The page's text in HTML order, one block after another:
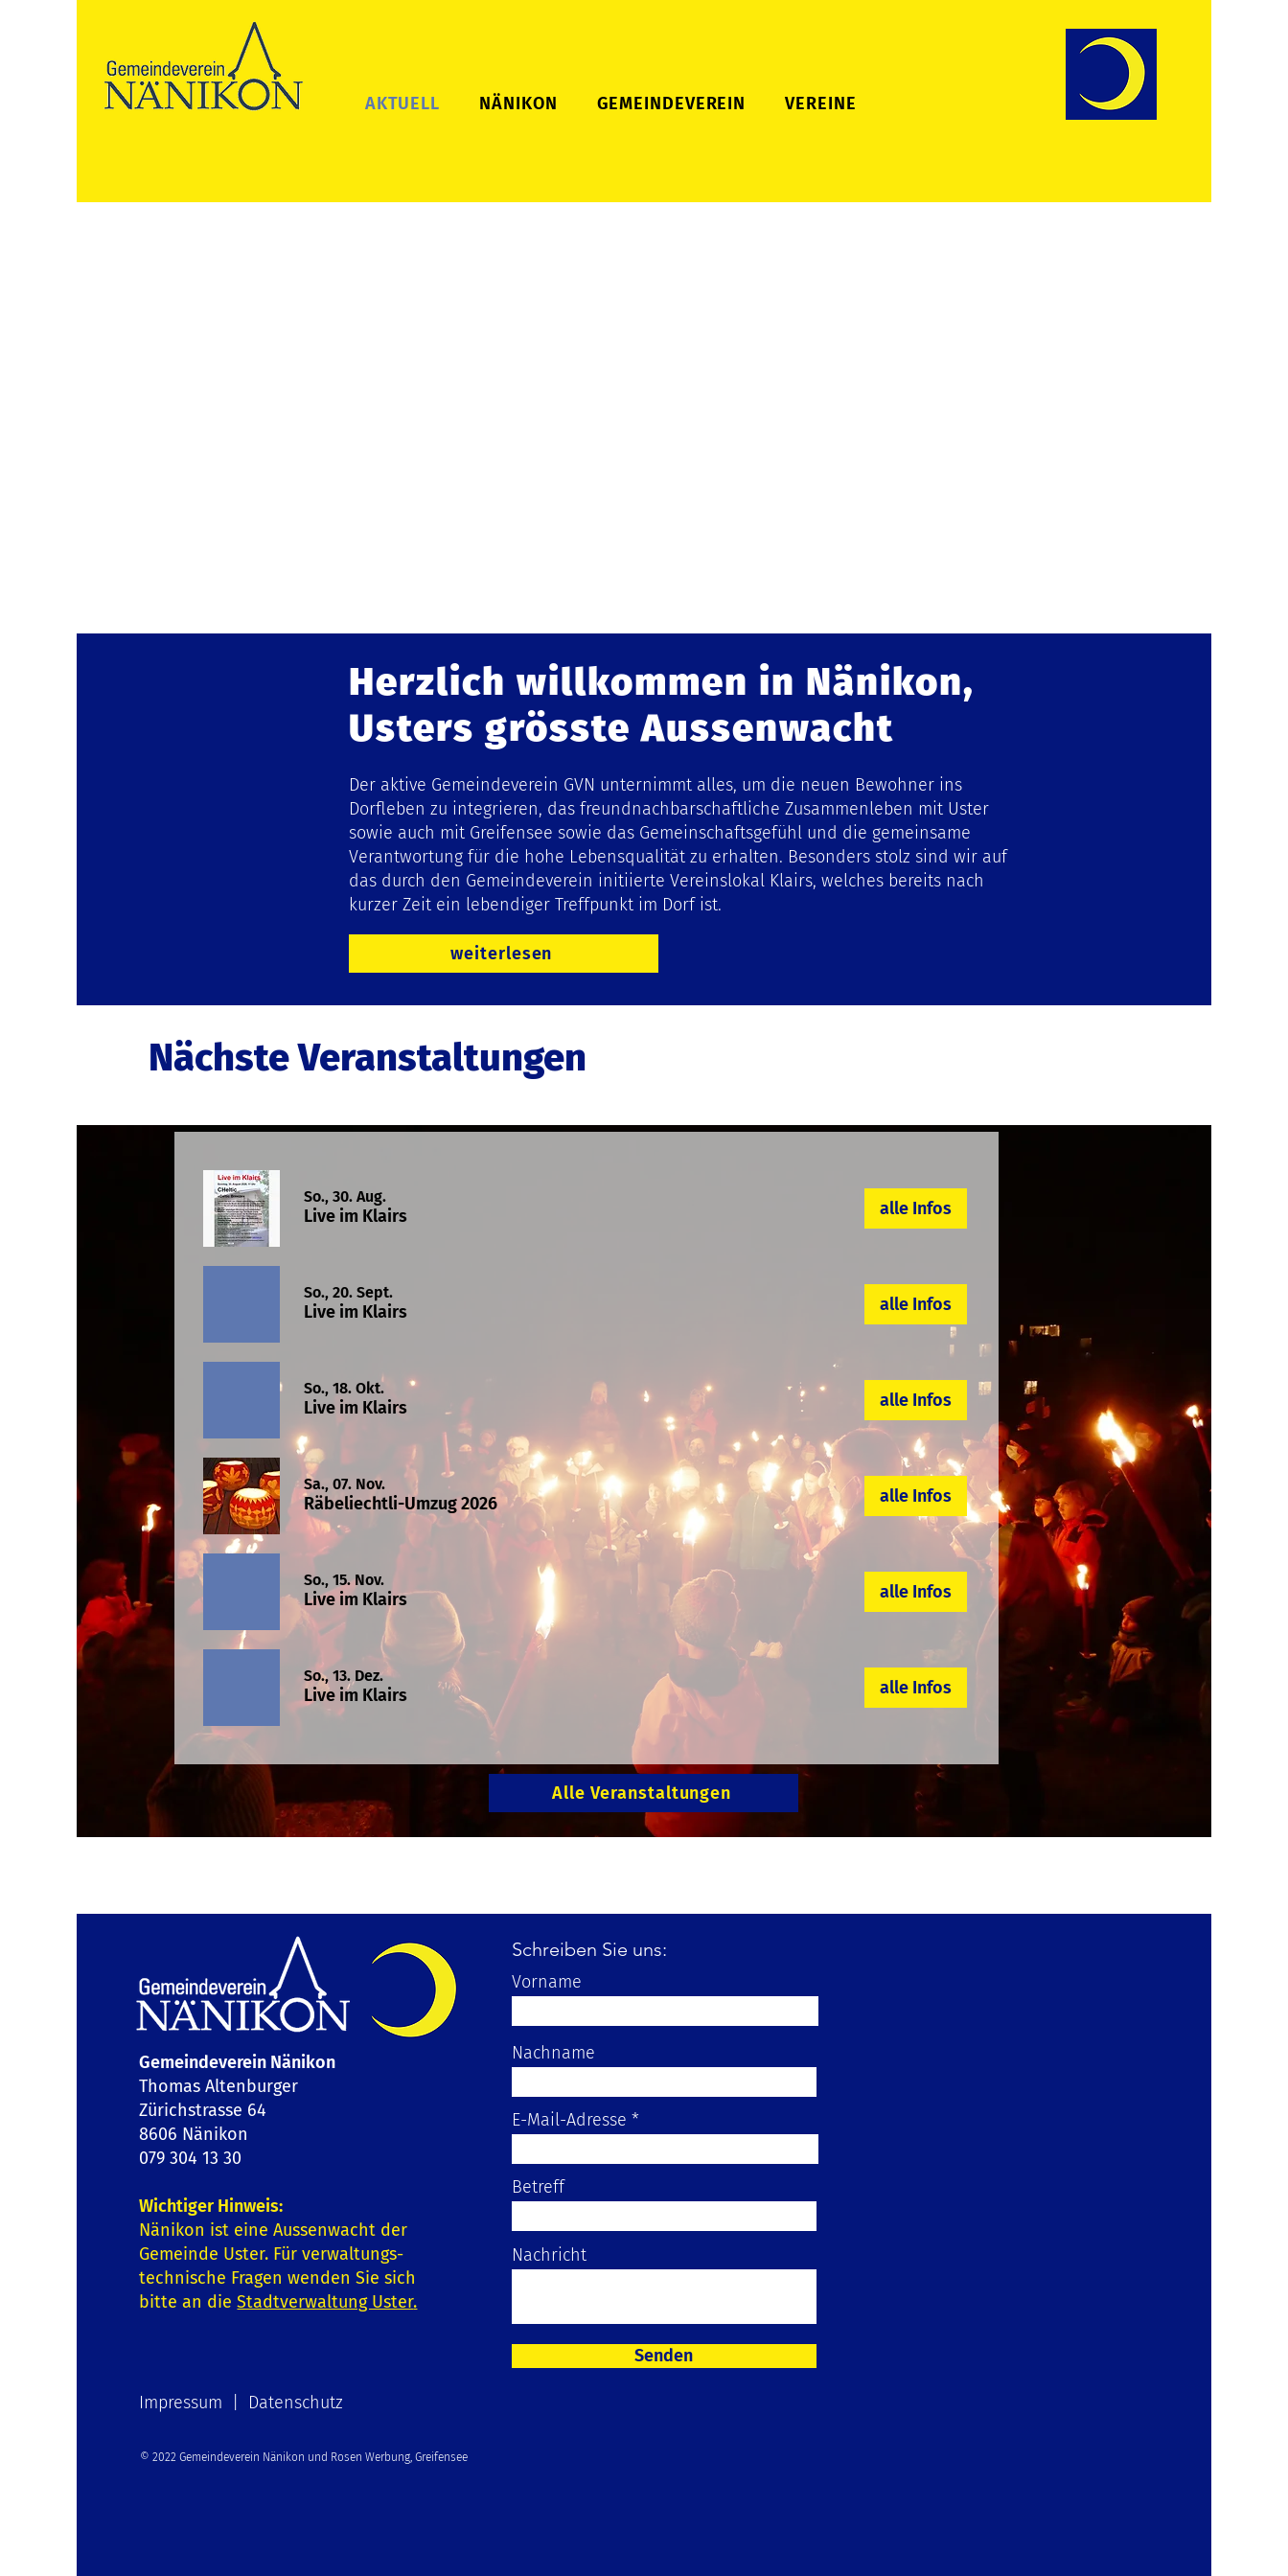
AKTUELL NÄNIKON GEMEINDEVEREIN VEREINE
Herzlich willkommen in Nänikon,
Usters grösste Aussenwacht
Der aktive Gemeindeverein GVN unternimmt alles, um die neuen Bewohner ins
Dorfleben zu integrieren, das freundnachbarschaftliche Zusammenleben mit Uster
sowie auch mit Greifensee sowie das Gemeinschaftsgefühl und die gemeinsame
Verantwortung für die hohe Lebensqualität zu erhalten. Besonders stolz sind wir auf
das durch den Gemeindeverein initiierte Vereinslokal Klairs, welches bereits nach
kurzer Zeit ein lebendiger Treffpunkt im Dorf ist.
weiterlesen
Nächste Veranstaltungen
So., 30. Aug.
Live im Klairs alle Infos
So., 20. Sept.
Live im Klairs alle Infos
So., 18. Okt.
Live im Klairs alle Infos
Sa., 07. Nov.
Räbeliechtli-Umzug 2026 alle Infos
So., 15. Nov.
Live im Klairs alle Infos
So., 13. Dez.
Live im Klairs alle Infos
Alle Veranstaltungen
Gemeindeverein Nänikon
Thomas Altenburger
Zürichstrasse 64
8606 Nänikon
079 304 13 30
Wichtiger Hinweis:
Nänikon ist eine Aussenwacht der
Gemeinde Uster. Für verwaltungs-
technische Fragen wenden Sie sich
bitte an dieStadtverwaltung Uster.
Impressum | Datenschutz
© 2022 Gemeindeverein Nänikon und Rosen Werbung, Greifensee
Schreiben Sie uns:
Vorname
Nachname
E-Mail-Adresse
Betreff
Nachricht
Senden